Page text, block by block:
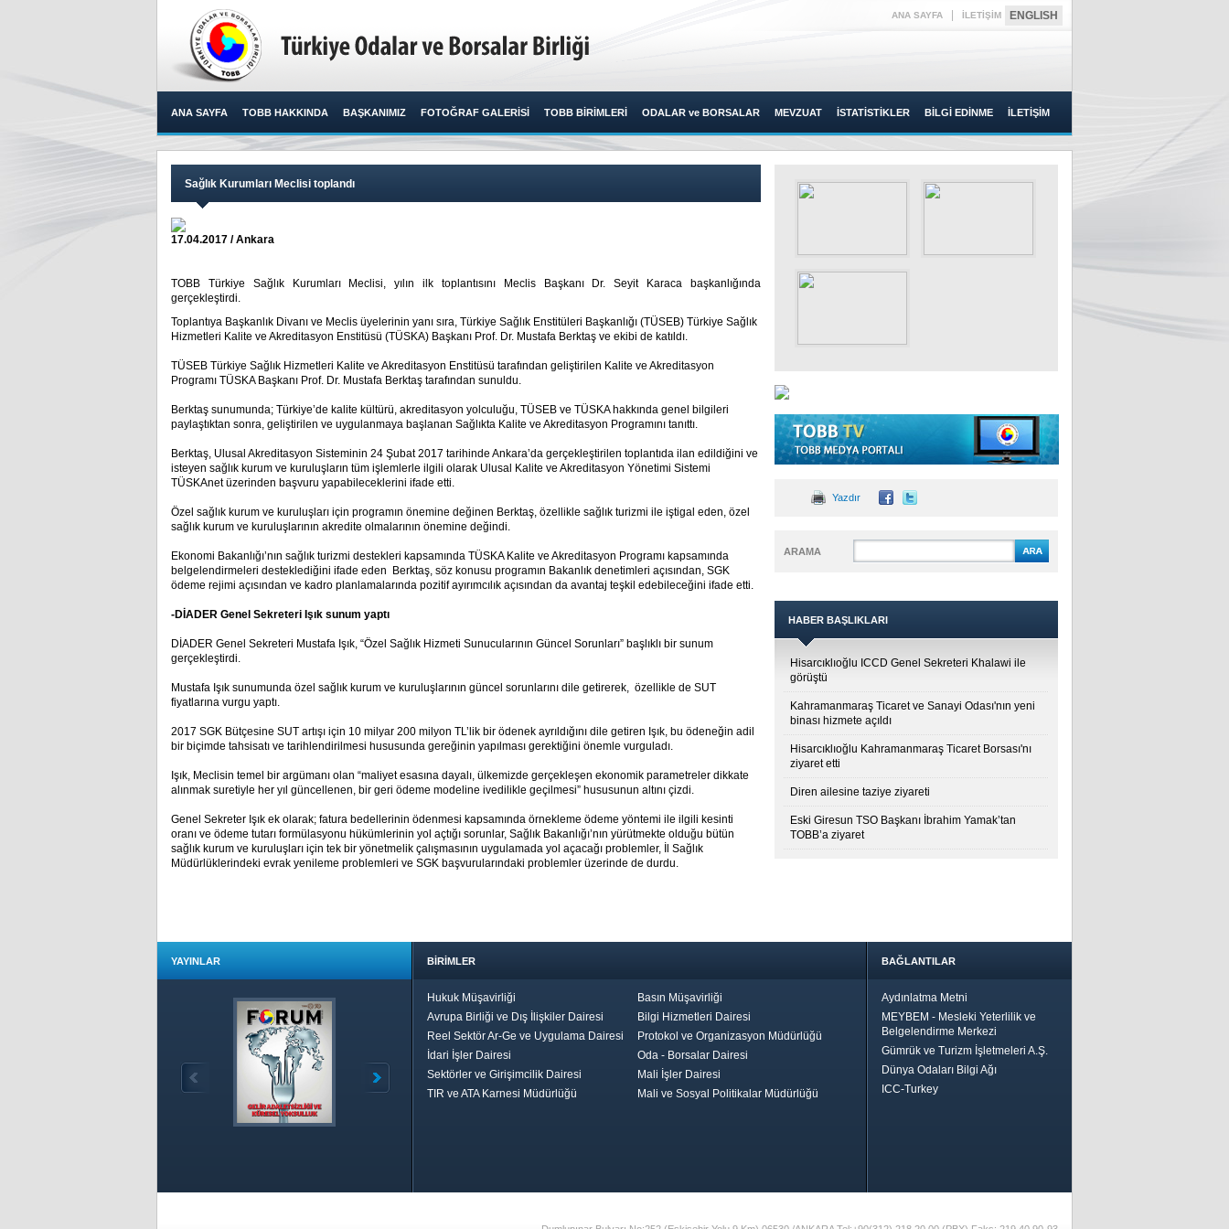
ANA SAYFA İLETİŞİM ENGLISH
ANA SAYFA TOBB HAKKINDA BAŞKANIMIZ FOTOĞRAF GALERİSİ TOBB BİRİMLERİ ODALAR ve BORSALAR MEVZUAT İSTATİSTİKLER BİLGİ EDİNME İLETİŞİM
Sağlık Kurumları Meclisi toplandı
17.04.2017 / Ankara
TOBB Türkiye Sağlık Kurumları Meclisi, yılın ilk toplantısını Meclis Başkanı Dr. Seyit Karaca başkanlığında
gerçekleştirdi.​
Toplantıya Başkanlık Divanı ve Meclis üyelerinin yanı sıra, Türkiye Sağlık Enstitüleri Başkanlığı (TÜSEB) Türkiye Sağlık
Hizmetleri Kalite ve Akreditasyon Enstitüsü (TÜSKA) Başkanı Prof. Dr. Mustafa Berktaş ve ekibi de katıldı.
TÜSEB Türkiye Sağlık Hizmetleri Kalite ve Akreditasyon Enstitüsü tarafından geliştirilen Kalite ve Akreditasyon
Programı TÜSKA Başkanı Prof. Dr. Mustafa Berktaş tarafından sunuldu.
Berktaş sunumunda; Türkiye’de kalite kültürü, akreditasyon yolculuğu, TÜSEB ve TÜSKA hakkında genel bilgileri
paylaştıktan sonra, geliştirilen ve uygulanmaya başlanan Sağlıkta Kalite ve Akreditasyon Programını tanıttı.
Berktaş, Ulusal Akreditasyon Sisteminin 24 Şubat 2017 tarihinde Ankara’da gerçekleştirilen toplantıda ilan edildiğini ve
isteyen sağlık kurum ve kuruluşların tüm işlemlerle ilgili olarak Ulusal Kalite ve Akreditasyon Yönetimi Sistemi
TÜSKAnet üzerinden başvuru yapabileceklerini ifade etti.
Özel sağlık kurum ve kuruluşları için programın önemine değinen Berktaş, özellikle sağlık turizmi ile iştigal eden, özel
sağlık kurum ve kuruluşlarının akredite olmalarının önemine değindi.
Ekonomi Bakanlığı’nın sağlık turizmi destekleri kapsamında TÜSKA Kalite ve Akreditasyon Programı kapsamında
belgelendirmeleri desteklediğini ifade eden Berktaş, söz konusu programın Bakanlık denetimleri açısından, SGK
ödeme rejimi açısından ve kadro planlamalarında pozitif ayırımcılık açısından da avantaj teşkil edebileceğini ifade etti.
-DİADER Genel Sekreteri Işık sunum yaptı
DİADER Genel Sekreteri Mustafa Işık, “Özel Sağlık Hizmeti Sunucularının Güncel Sorunları” başlıklı bir sunum
gerçekleştirdi.
Mustafa Işık sunumunda özel sağlık kurum ve kuruluşlarının güncel sorunlarını dile getirerek, özellikle de SUT
fiyatlarına vurgu yaptı.
2017 SGK Bütçesine SUT artışı için 10 milyar 200 milyon TL’lik bir ödenek ayrıldığını dile getiren Işık, bu ödeneğin adil
bir biçimde tahsisatı ve tarihlendirilmesi hususunda gereğinin yapılması gerektiğini önemle vurguladı.
Işık, Meclisin temel bir argümanı olan “maliyet esasına dayalı, ülkemizde gerçekleşen ekonomik parametreler dikkate
alınmak suretiyle her yıl güncellenen, bir geri ödeme modeline ivedilikle geçilmesi” hususunun altını çizdi.
Genel Sekreter Işık ek olarak; fatura bedellerinin ödenmesi kapsamında örnekleme ödeme yöntemi ile ilgili kesinti
oranı ve ödeme tutarı formülasyonu hükümlerinin yol açtığı sorunlar, Sağlık Bakanlığı’nın yürütmekte olduğu bütün
sağlık kurum ve kuruluşları için tek bir yönetmelik çalışmasının uygulamada yol açacağı problemler, İl Sağlık
Müdürlüklerindeki evrak yenileme problemleri ve SGK başvurularındaki problemler üzerinde de durdu.
Yazdır
ARAMA
HABER BAŞLIKLARI
Hisarcıklıoğlu ICCD Genel Sekreteri Khalawi ile
görüştü
Kahramanmaraş Ticaret ve Sanayi Odası'nın yeni
binası hizmete açıldı
Hisarcıklıoğlu Kahramanmaraş Ticaret Borsası'nı
ziyaret etti
Diren ailesine taziye ziyareti
Eski Giresun TSO Başkanı İbrahim Yamak’tan
TOBB’a ziyaret
YAYINLAR
Görüş ve Öneriler-
BİRİMLER
Hukuk Müşavirliği
Basın Müşavirliği
Avrupa Birliği ve Dış İlişkiler Dairesi
Bilgi Hizmetleri Dairesi
Reel Sektör Ar-Ge ve Uygulama Dairesi
Protokol ve Organizasyon Müdürlüğü
İdari İşler Dairesi
Oda - Borsalar Dairesi
Sektörler ve Girişimcilik Dairesi
Mali İşler Dairesi
TIR ve ATA Karnesi Müdürlüğü
Mali ve Sosyal Politikalar Müdürlüğü
BAĞLANTILAR
Aydınlatma Metni
MEYBEM - Mesleki Yeterlilik ve
Belgelendirme Merkezi
Gümrük ve Turizm İşletmeleri A.Ş.
Dünya Odaları Bilgi Ağı
ICC-Turkey